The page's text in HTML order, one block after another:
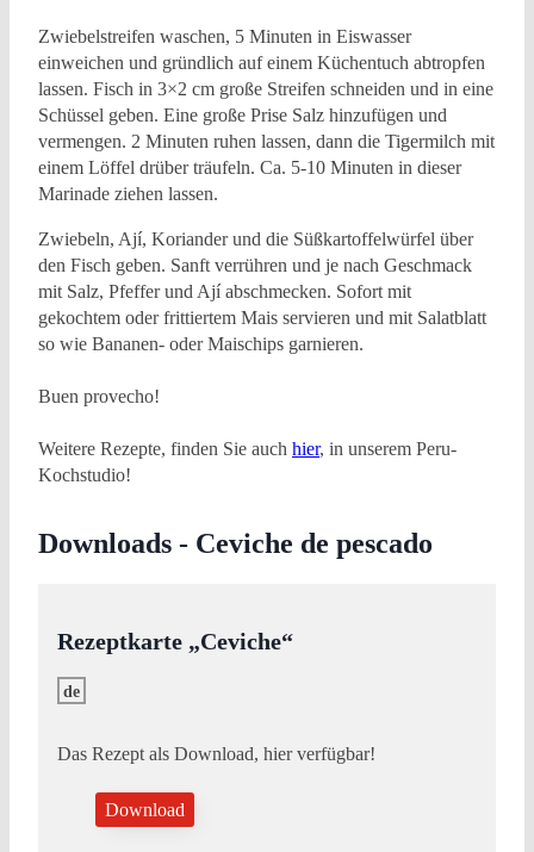
Zwiebelstreifen waschen, 5 Minuten in Eiswasser
einweichen und gründlich auf einem Küchentuch abtropfen
lassen. Fisch in 3×2 cm große Streifen schneiden und in eine
Schüssel geben. Eine große Prise Salz hinzufügen und
vermengen. 2 Minuten ruhen lassen, dann die Tigermilch mit
einem Löffel drüber träufeln. Ca. 5-10 Minuten in dieser
Marinade ziehen lassen.
Zwiebeln, Ají, Koriander und die Süßkartoffelwürfel über
den Fisch geben. Sanft verrühren und je nach Geschmack
mit Salz, Pfeffer und Ají abschmecken. Sofort mit
gekochtem oder frittiertem Mais servieren und mit Salatblatt
so wie Bananen- oder Maischips garnieren.
Buen provecho!
Weitere Rezepte, finden Sie auch hier, in unserem Peru-
Kochstudio!
Downloads - Ceviche de pescado
Rezeptkarte „Ceviche“
de
Das Rezept als Download, hier verfügbar!
Download